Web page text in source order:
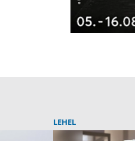
LEHEL